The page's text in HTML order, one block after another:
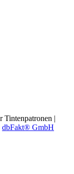
Tintenpatronen |
dbFakt® GmbH